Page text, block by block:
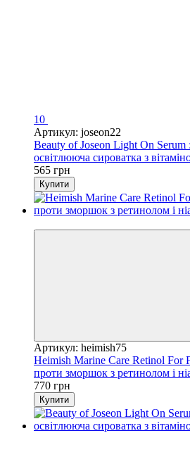
10
Артикул: joseon22
Beauty of Joseon Light On
освітлююча сироватка з
565 грн
Купити
Артикул: heimish75
Heimish Marine Care Retinol For
проти зморшок з ретинолом і
770 грн
Купити